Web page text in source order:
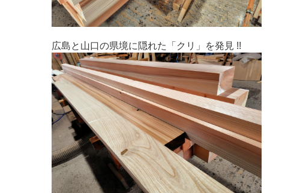
広島と山口の県境に隠れた「クリ」を発見 !!